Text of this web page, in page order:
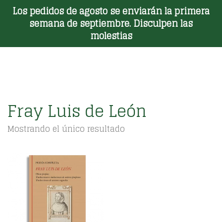
Los pedidos de agosto se enviarán la primera
semana de septiembre. Disculpen las
molestias
Toggle Menu
Fray Luis de León
Mostrando el único resultado